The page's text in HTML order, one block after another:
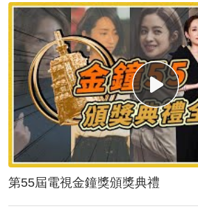
第55屆電視金鐘獎頒獎典禮